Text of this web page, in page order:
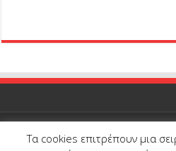
Τα cookies επιτρέπουν μια